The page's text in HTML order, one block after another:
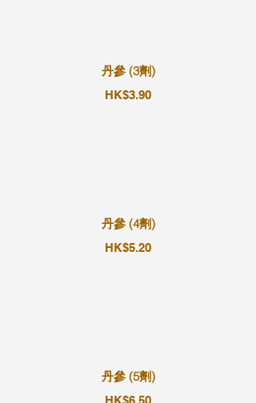
丹參 (3劑)
HK$3.90
丹參 (4劑)
HK$5.20
丹參 (5劑)
HK$6.50